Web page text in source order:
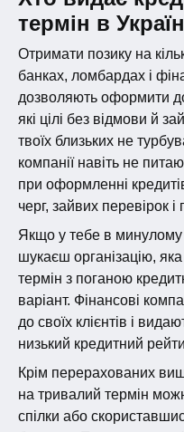
термін в
Отримати позику на
банках, ломбардах і
дозволяють оформити
які цілі без відмови й
твоїх близьких не
компанії навіть не
при оформленні
черг, зайвих перевірок
Якщо у тебе в минулому
шукаєш організацію,
термін з поганою
варіант. Фінансові
до своїх клієнтів і
низький кредитний
Крім перерахованих
на тривалий термін
спілки або